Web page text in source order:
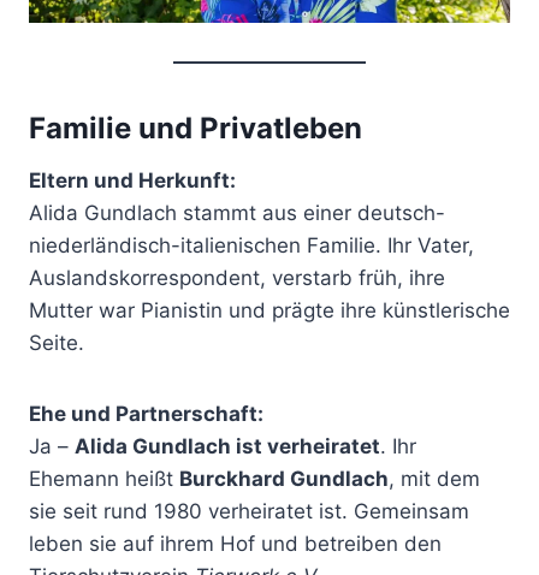
Familie und Privatleben
Eltern und Herkunft:
Alida Gundlach stammt aus einer deutsch-
niederländisch-italienischen Familie. Ihr Vater,
Auslandskorrespondent, verstarb früh, ihre
Mutter war Pianistin und prägte ihre künstlerische
Seite.
Ehe und Partnerschaft:
Ja – Alida Gundlach ist verheiratet. Ihr
Ehemann heißt Burckhard Gundlach, mit dem
sie seit rund 1980 verheiratet ist. Gemeinsam
leben sie auf ihrem Hof und betreiben den